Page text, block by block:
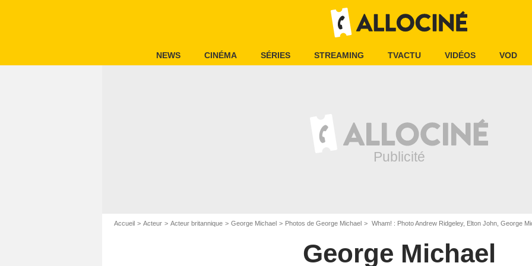
NEWS CINÉMA SÉRIES STREAMING TVACTU VIDÉOS VOD
Accueil Acteur Acteur britannique George Michael Photos de George Michael Wham! : Photo Andrew Ridgeley, Elton John, George
George Michael